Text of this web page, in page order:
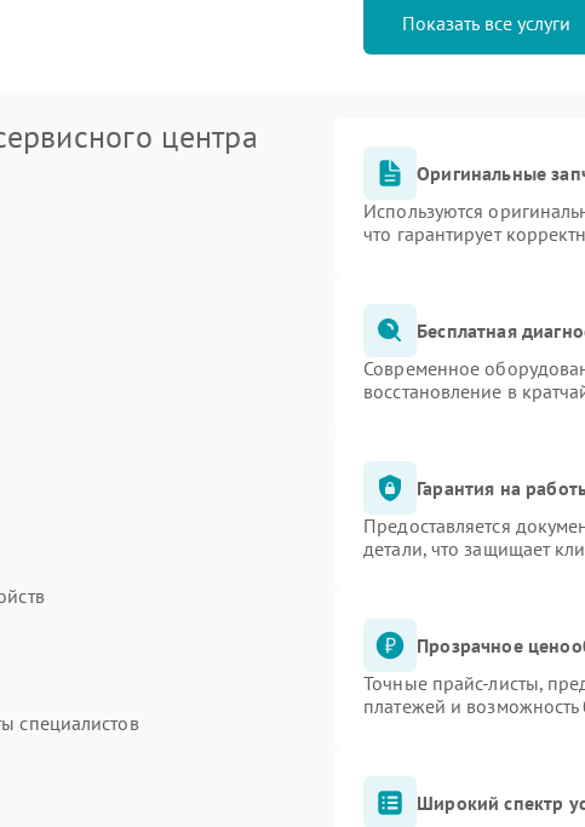
Показать все услуги
центра
специалистов
Оригинальные
Используются
что гарантирует
Бесплатная
Современное
восстановление в
Гарантия на
Предоставляется
детали, что защищает
Прозрачное
Точные прайс-листы,
платежей и возможность
Широкий спектр